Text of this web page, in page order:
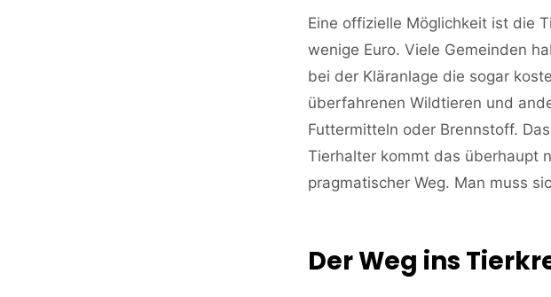
Eine offizielle Möglichkeit ist die
wenige Euro. Viele Gemeinden
bei der Kläranlage die sogar
überfahrenen Wildtieren und
Futtermitteln oder Brennstoff.
Tierhalter kommt das überhaupt
pragmatischer Weg. Man muss
Der Weg ins